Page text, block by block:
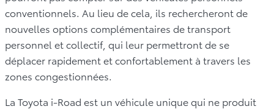
conventionnels. Au lieu de cela, ils rechercheront de
nouvelles options complémentaires de transport
personnel et collectif, qui leur permettront de se
déplacer rapidement et confortablement à travers les
zones congestionnées.
La Toyota i-Road est un véhicule unique qui ne produit